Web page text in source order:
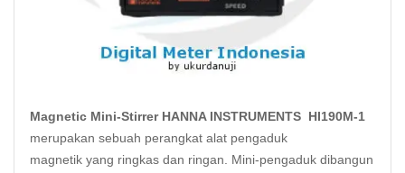
Magnetic Mini-Stirrer HANNA INSTRUMENTS HI190M-1
merupakan sebuah perangkat alat pengaduk
magnetik yang ringkas dan ringan . Mini-pengaduk dibangun